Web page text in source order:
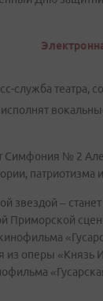
служба театра,
Симфония № 2
патриотизма
звездой –
Приморской
из оперы «Князь